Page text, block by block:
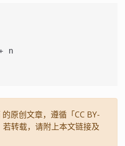
n
原创文章，遵循「CC BY-
若转载，请附上本文链接及